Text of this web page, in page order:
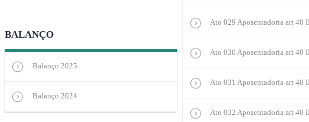
Ato 029 Aposentadoria art 40
Ato 030 Aposentadoria art 40
Ato 031 Aposentadoria art 40
Ato 032 Aposentadoria art 40
BALANÇO
Balanço 2025
Balanço 2024